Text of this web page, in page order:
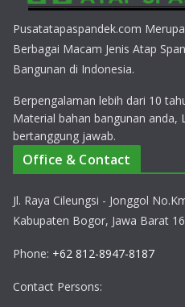
Pusatatapaspandek.com
Berbagai Macam Jenis Atap
Bangunan di Indonesia.
Berpengalaman lebih dari 10
Material bahan bangunan anda,
bertanggung jawab.
Office & Contact
Jl. Raya Cileungsi - Jonggol
Kabupaten Bogor, Jawa Barat
Phone: +62 812-8947-8187
Contact Persons: